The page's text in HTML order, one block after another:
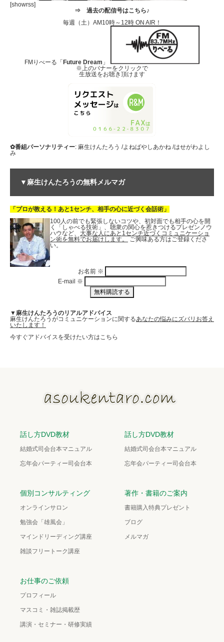
[showrss]
⇒ 過去の配信号はこちら♪
毎週（土）AM10時～12時 ON AIR！
FMりべーる「Future Dream 」
※上のバナーをクリックで
生放送をお聴き頂けます
✿番組パーソナリティー: 麻生けんたろう /よねばやしあかね /はせがわよし
み
▼麻生けんたろうの無料メルマガ
「プロが教える！あと1センチ、相手の心に近づく会話術」
100人の前でも緊張しないコツや、初対面でも相手の心を開
く「しゃべる技術」、聴衆の関心を惹きつけるプレゼンノウ
ハウなど、 大事な人にあと1センチ近づくコミュニケーショ
ン術を無料でお届けします。
ご興味ある方はご登録くださ
い。
お名前 ※
E-mail ※
▼麻生けんたろうのリアルアドバイス
麻生けんたろうがコミュニケーションに関するあなたの悩みにズバリお答え
いたします！
今すぐアドバイスを受けたい方はこちら
話し方DVD教材
結婚式司会台本マニュアル
忘年会パーティー司会台本
話し方DVD教材
結婚式司会台本マニュアル
忘年会パーティー司会台本
個別コンサルティング
オンラインサロン
勉強会「雄風会」
マインドリーディング講座
雑談フリートーク講座
著作・書籍のご案内
書籍購入特典プレゼント
ブログ
メルマガ
お仕事のご依頼
プロフィール
マスコミ・雑誌掲載歴
講演・セミナー・研修実績